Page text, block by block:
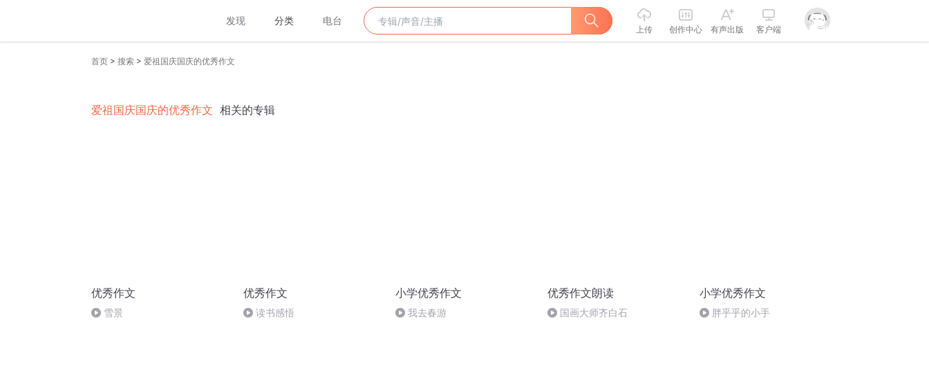
发现 分类 电台
上传 创作中心 有声出版 客户端
首页 > 搜索 > 爱祖国庆国庆的优秀作文
爱祖国庆国庆的优秀作文 相关的专辑
优秀作文
雪景
优秀作文
读书感悟
小学优秀作文
我去春游
优秀作文朗读
国画大师齐白石
小学优秀作文
胖乎乎的小手